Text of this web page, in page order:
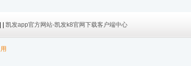
凯发app官方网站-凯发k8官网下载客户端中心